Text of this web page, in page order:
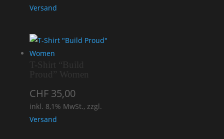
Versand
T-Shirt “Build
Proud” Women
CHF35,00
inkl. 8,1% MwSt., zzgl.
Versand